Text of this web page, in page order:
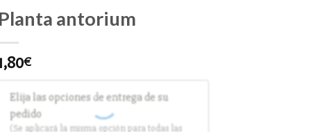
Planta antorium
€
Elija las opciones de entrega de su
pedido
(Se aplicará la misma opción para todas las